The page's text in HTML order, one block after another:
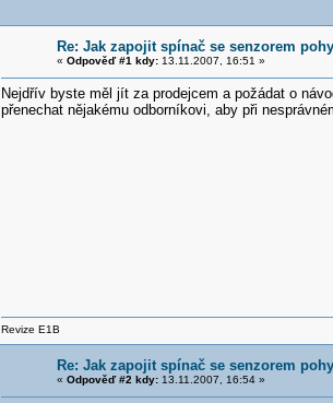
Re: Jak zapojit spínač se senzorem
« Odpověď #1 kdy:13.11.2007, 16:51 »
Nejdřív byste měl jít za prodejcem a požádat o
přenechat nějakému odborníkovi, aby při
Revize E1B
Re: Jak zapojit spínač se senzorem
« Odpověď #2 kdy:13.11.2007, 16:54 »